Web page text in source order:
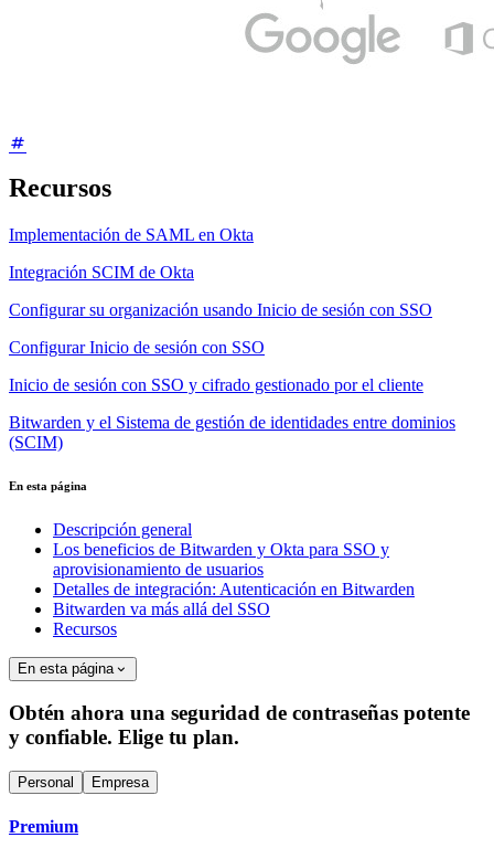
Recursos
Implementación de SAML en Okta
Integración SCIM de Okta
Configurar su organización usando Inicio de sesión con SSO
Configurar Inicio de sesión con SSO
Inicio de sesión con SSO y cifrado gestionado por el cliente
Bitwarden y el Sistema de gestión de identidades entre dominios
(SCIM)
En esta página
Descripción general
Los beneficios de Bitwarden y Okta para SSO y
aprovisionamiento de usuarios
Detalles de integración: Autenticación en Bitwarden
Bitwarden va más allá del SSO
Recursos
En esta página
Obtén ahora una seguridad de contraseñas potente
y confiable. Elige tu plan.
Personal Empresa
Premium